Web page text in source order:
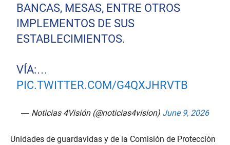
BANCAS, MESAS, ENTRE OTROS
IMPLEMENTOS DE SUS
ESTABLECIMIENTOS.
VÍA:…
PIC.TWITTER.COM/G4QXJHRVTB
— Noticias 4Visión (@noticias4vision) June 9, 2026
Unidades de guardavidas y de la Comisión de Protección